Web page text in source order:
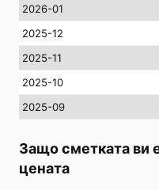
2026-01
2025-12
2025-11
2025-10
2025-09
Защо сметката ви
цената